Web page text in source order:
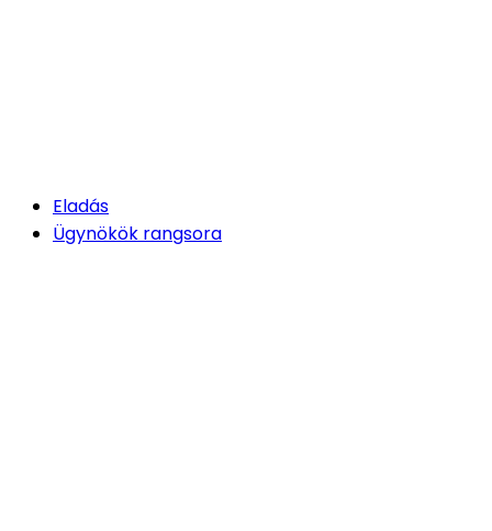
Eladás
Ügynökök rangsora